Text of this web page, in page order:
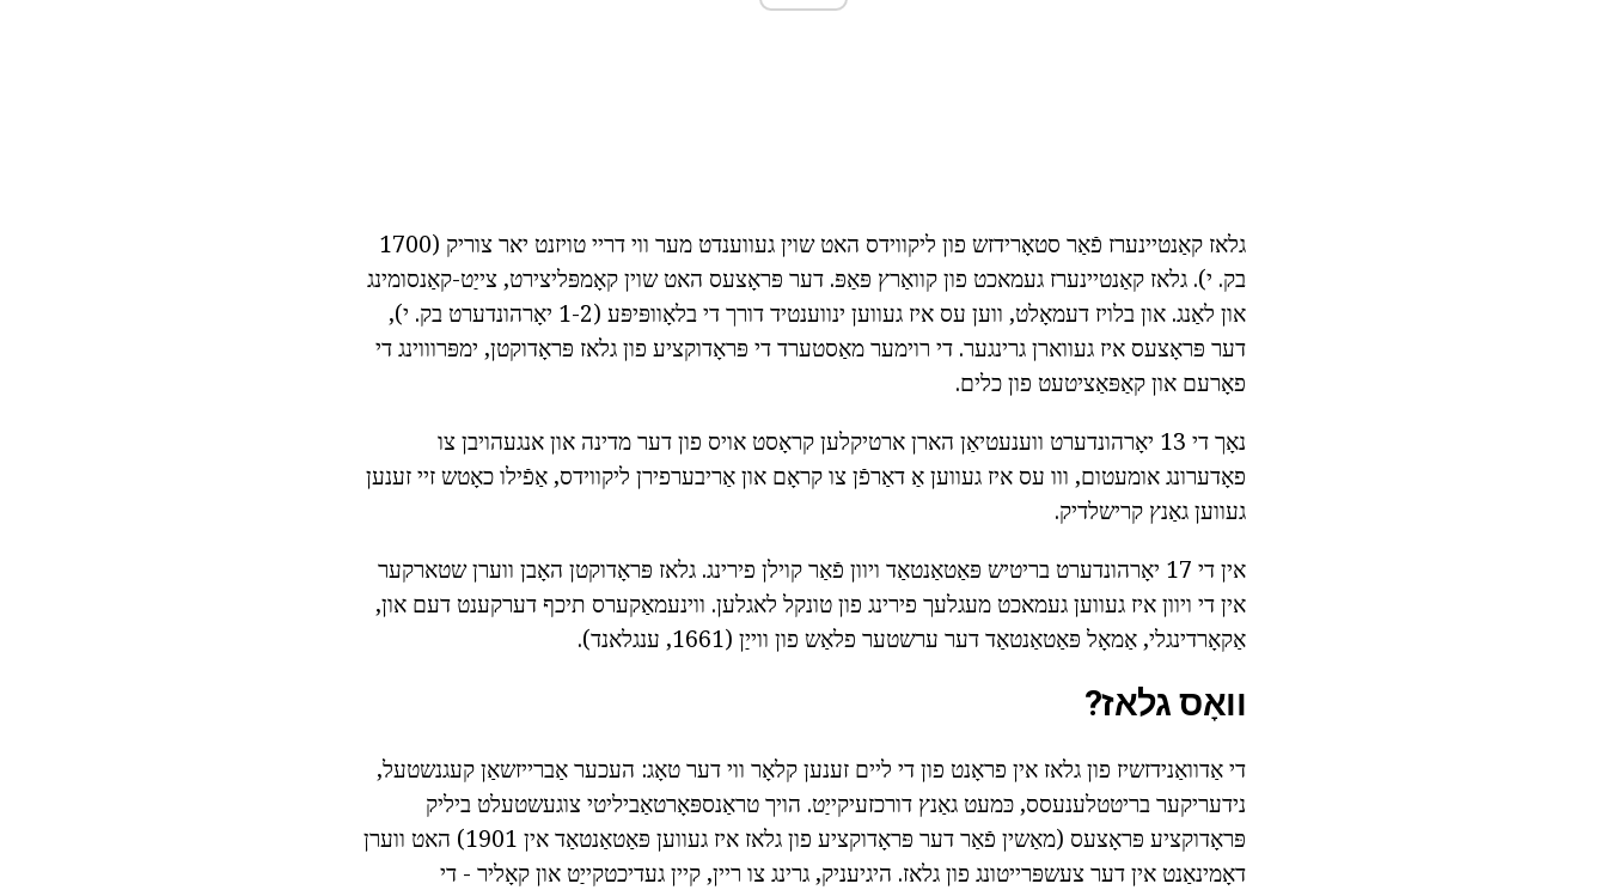
גלאז קאַנטיינערז פֿאַר סטאָרידזש פון ליקווידס האט שוין געווענדט מער ווי דריי טויזנט יאר צוריק (1700
בק. י). גלאז קאַנטיינערז געמאכט פון קוואַרץ פּאַפּ. דער פּראָצעס האט שוין קאָמפּליצירט, צייַט-קאַנסומינג
און לאַנג. און בלויז דעמאָלט, ווען עס איז געווען ינווענטיד דורך די בלאָוופּיפּע (1-2 יאָרהונדערט בק. י),
דער פּראָצעס איז געווארן גרינגער. די רוימער מאַסטערד די פּראָדוקציע פון גלאז פּראָדוקטן, ימפּרוווינג די
פאָרעם און קאַפּאַציטעט פון כלים.
נאָך די 13 יאָרהונדערט ווענעטיאַן הארן ארטיקלען קראָסט אויס פון דער מדינה און אנגעהויבן צו
פאָדערונג אומעטום, ווו עס איז געווען אַ דאַרפֿן צו קראָם און אַריבערפירן ליקווידס, אַפֿילו כאָטש זיי זענען
געווען גאַנץ קרישלדיק.
אין די 17 יאָרהונדערט בריטיש פּאַטאַנטאַד ויוון פֿאַר קוילן פירינג. גלאז פּראָדוקטן האָבן ווערן שטארקער
אין די ויוון איז געווען געמאכט מעגלעך פירינג פון טונקל לאגלען. ווינעמאַקערס תיכף דערקענט דעם און,
אַקאָרדינגלי, אַמאָל פּאַטאַנטאַד דער ערשטער פלאַש פון ווייַן (1661, ענגלאנד).
וואָס גלאז?
די אַדוואַנידזשיז פון גלאז אין פראָנט פון די ליים זענען קלאָר ווי דער טאָג: העכער אַברייזשאַן קעגנשטעל,
נידעריקער בריטטלענעסס, כּמעט גאַנץ דורכזעיקייַט. הויך טראַנספּאָרטאַביליטי צוגעשטעלט ביליק
פּראָדוקציע פּראָצעס (מאַשין פֿאַר דער פּראָדוקציע פון גלאז איז געווען פּאַטאַנטאַד אין 1901) האט ווערן
דאָמינאַנט אין דער צעשפּרייטונג פון גלאז. היגיעניק, גרינג צו ריין, קיין געדיכטקייַט און קאָליר - די